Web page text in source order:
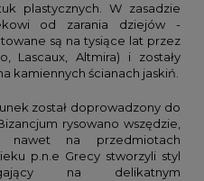
plastycznych. W zasadzie
od zarania dziejów -
są na tysiące lat przez
Lascaux, Altmira) i zostały
kamiennych ścianach jaskiń.
został doprowadzony do
rysowano wszędzie,
na przedmiotach
p.n.e Grecy stworzyli styl
na delikatnym